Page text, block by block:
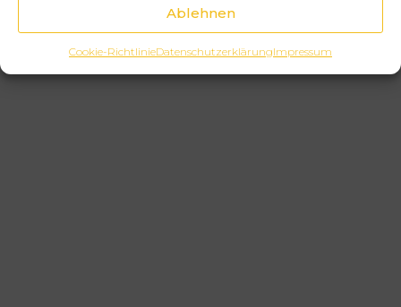
Ablehnen
Cookie-RichtlinieDatenschutzerklärungImpressum